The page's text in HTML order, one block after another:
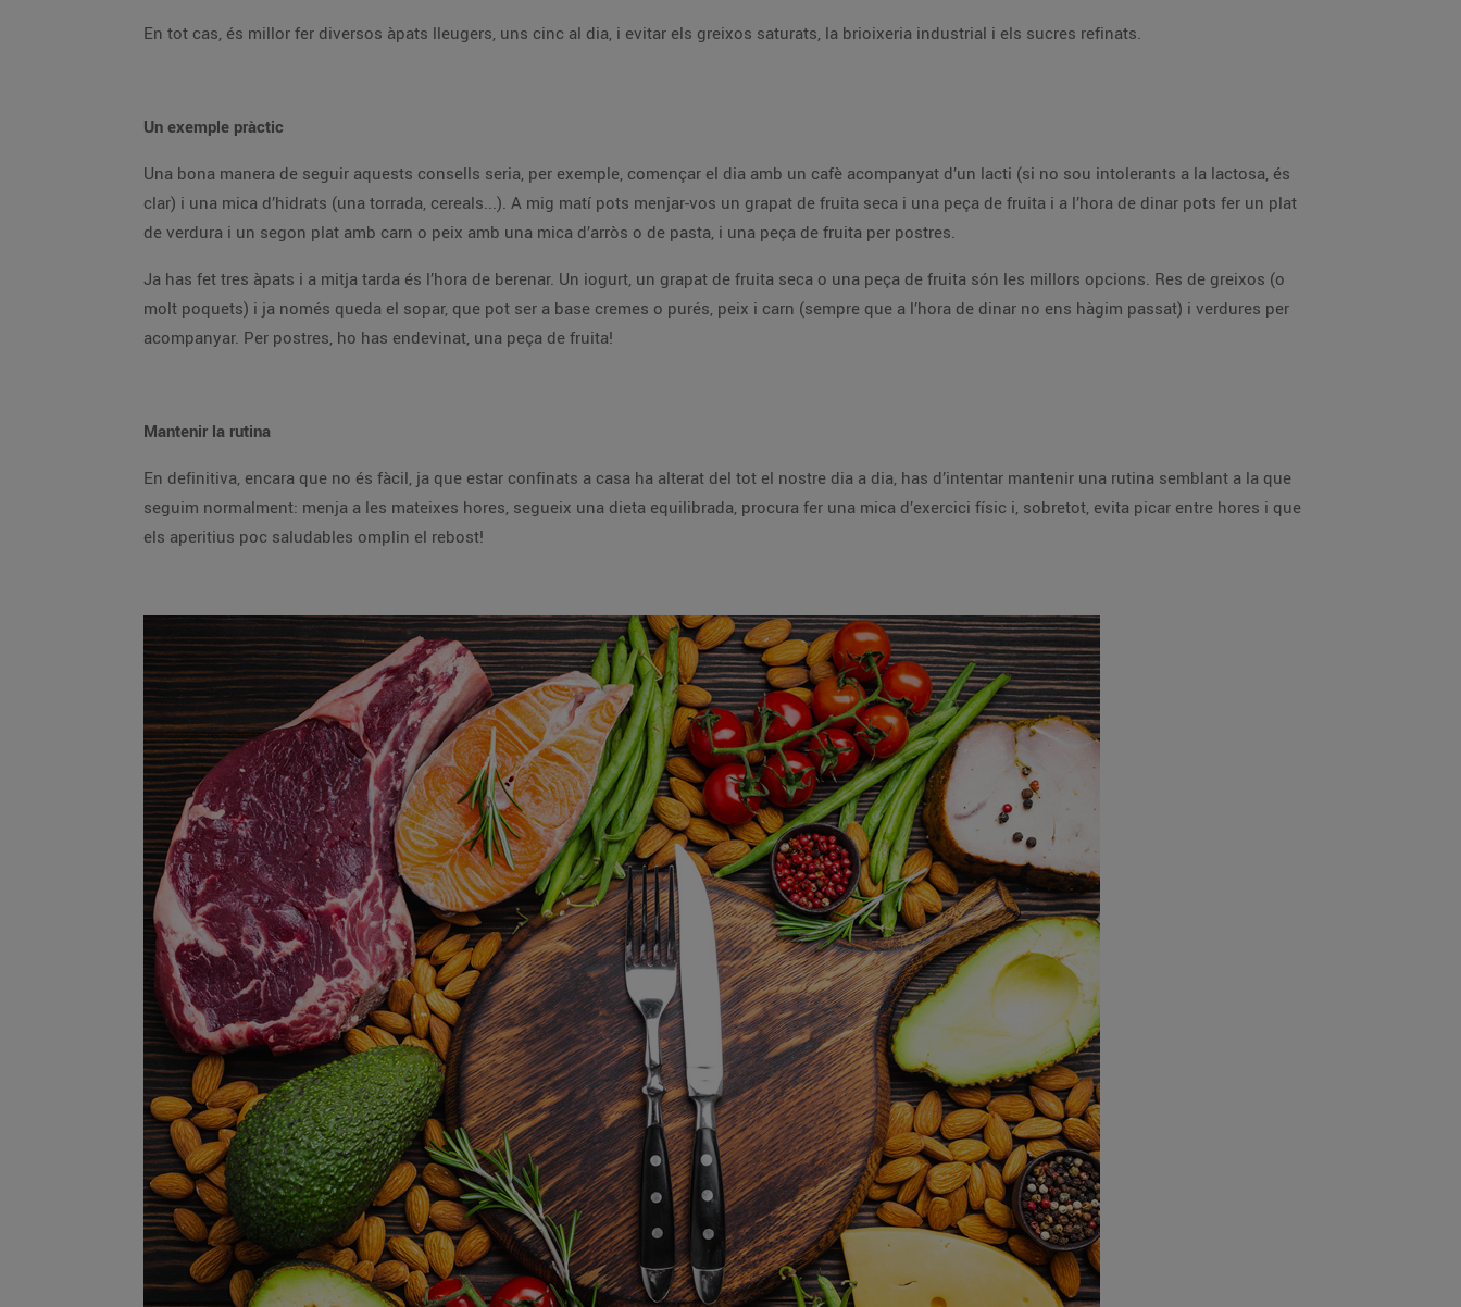
En tot cas, és millor fer diversos àpats lleugers, uns cinc al dia, i evitar els greixos saturats, la brioixeria industrial i els sucres refinats.
Un exemple pràctic
Una bona manera de seguir aquests consells seria, per exemple, començar el dia amb un cafè acompanyat d’un lacti (si no sou intolerants a la lactosa, és
clar) i una mica d’hidrats (una torrada, cereals...). A mig matí pots menjar-vos un grapat de fruita seca i una peça de fruita i a l’hora de dinar pots fer un plat
de verdura i un segon plat amb carn o peix amb una mica d’arròs o de pasta, i una peça de fruita per postres.
Ja has fet tres àpats i a mitja tarda és l’hora de berenar. Un iogurt, un grapat de fruita seca o una peça de fruita són les millors opcions. Res de greixos (o
molt poquets) i ja només queda el sopar, que pot ser a base cremes o purés, peix i carn (sempre que a l’hora de dinar no ens hàgim passat) i verdures per
acompanyar. Per postres, ho has endevinat, una peça de fruita!
Mantenir la rutina
En definitiva, encara que no és fàcil, ja que estar confinats a casa ha alterat del tot el nostre dia a dia, has d’intentar mantenir una rutina semblant a la que
seguim normalment: menja a les mateixes hores, segueix una dieta equilibrada, procura fer una mica d’exercici físic i, sobretot, evita picar entre hores i que
els aperitius poc saludables omplin el rebost!